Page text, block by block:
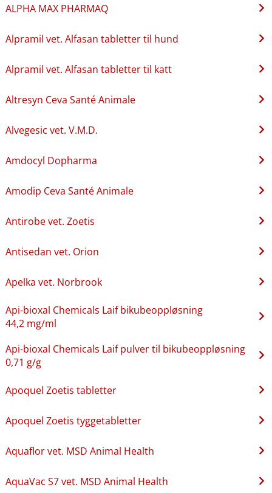
ALPHA MAX PHARMAQ
Alpramil vet. Alfasan tabletter til hund
Alpramil vet. Alfasan tabletter til katt
Altresyn Ceva Santé Animale
Alvegesic vet. V.M.D.
Amdocyl Dopharma
Amodip Ceva Santé Animale
Antirobe vet. Zoetis
Antisedan vet. Orion
Apelka vet. Norbrook
Api-bioxal Chemicals Laif bikubeoppløsning
44,2 mg/ml
Api-bioxal Chemicals Laif pulver til bikubeoppløsning
0,71 g/g
Apoquel Zoetis tabletter
Apoquel Zoetis tyggetabletter
Aquaflor vet. MSD Animal Health
AquaVac S7 vet. MSD Animal Health